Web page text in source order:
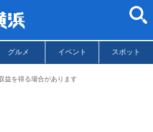
グルメ イベント スポット
益を得る場合があります